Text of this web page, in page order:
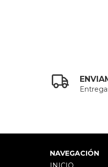
NAVEGACIÓN